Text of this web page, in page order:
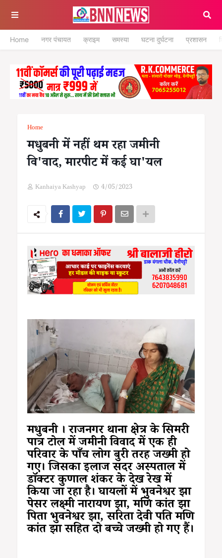
Home नगर पंचायत क्राइम समस्या घटना दुर्घटना प्रशासन
Home
मधुबनी में नहीं थम रहा जमीनी
वि'वाद, मारपीट में कई घा'यल
Kanhaiya Kashyap 4/05/2023
मधुबनी । राजनगर थाना क्षेत्र के सिमरी
पात्र टोल में जमीनी विवाद में एक ही
परिवार के पाँच लोग बुरी तरह जख्मी हो
गए। जिसका इलाज सदर अस्पताल में
डाॅक्टर कुणाल शंकर के देख रेख में
किया जा रहा है। घायलों में भुवनेश्वर झा
पेसर लक्ष्मी नारायण झा, मणि कांत झा
पिता भुवनेश्वर झा, सरिता देवी पति मणि
कांत झा सहित दो बच्चे जख्मी हो गए हैं।